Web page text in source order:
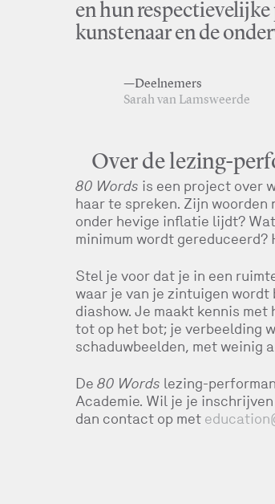
en hun
kunstenaar en de
—Deelnemers
Sarah van Lamsweerde
Over de lezing-
80 Words is een project over
haar te spreken. Zijn
onder hevige inflatie lijdt?
minimum wordt
Stel je voor dat je in een
waar je van je zintuigen wordt
diashow. Je maakt kennis
tot op het bot; je verbeelding
schaduwbeelden, met weinig
De 80 Words lezing-
Academie. Wil je je
dan contact op met